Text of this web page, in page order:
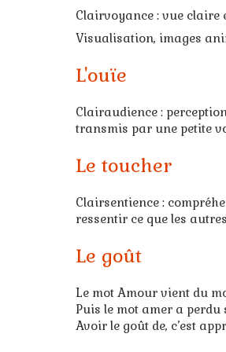
Clairvoyance : vue claire
Visualisation, images
L'ouïe
Clairaudience :
transmis par une petite
Le toucher
Clairsentience :
ressentir ce que les
Le goût
Le mot Amour vient du
Puis le mot amer a
Avoir le goût de, c’est